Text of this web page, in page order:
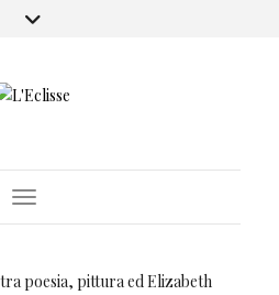
Toggle Navigation